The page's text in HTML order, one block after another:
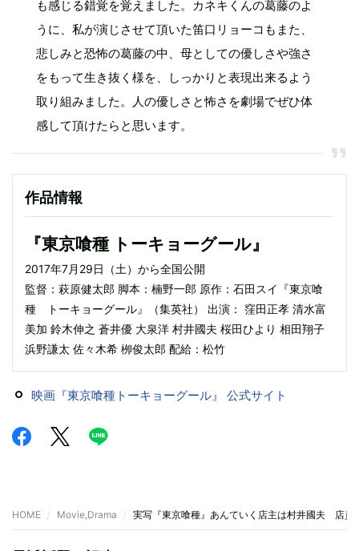
も感じる錯覚を覚えました。カネキくんの葛藤のよ
うに、私が演じさせて頂いた笛口リョーコもまた、
悲しみと恐怖の葛藤の中、母としての優しさや強さ
をもって生き抜く様を、しっかりと表現出来るよう
取り組みました。人の優しさと怖さを劇場でぜひ体
感して頂けたらと思います。
作品情報
『東京喰種 トーキョーグール』
2017年7月29日（土）から全国公開
監督：萩原健太郎 脚本：楠野一郎 原作：石田スイ『東京喰
種 トーキョーグール』（集英社） 出演： 窪田正孝 清水富
美加 鈴木伸之 蒼井優 大泉洋 村井國夫 桜田ひより 相田翔子
浜野謙太 佐々木希 栁俊太郎 配給：松竹
映画『東京喰種トーキョーグール』 公式サイト
HOME Movie,Drama 実写『東京喰種』あんていく店主は村井國夫 店員